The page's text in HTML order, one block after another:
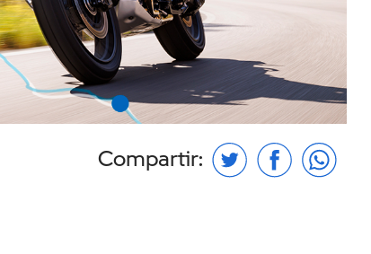
Compartir: